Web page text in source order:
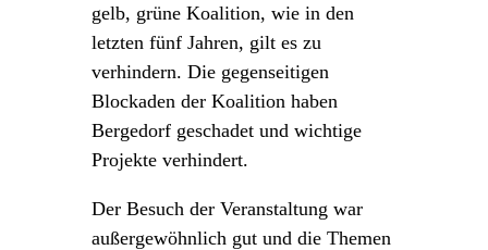
gelb, grüne Koalition, wie in den
letzten fünf Jahren, gilt es zu
verhindern. Die gegenseitigen
Blockaden der Koalition haben
Bergedorf geschadet und wichtige
Projekte verhindert.
Der Besuch der Veranstaltung war
außergewöhnlich gut und die Themen